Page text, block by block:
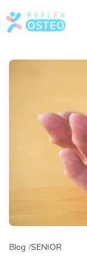
Blog SENIOR